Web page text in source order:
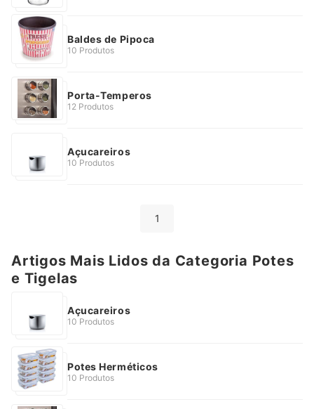
Baldes de Pipoca
10 Produtos
Porta-Temperos
12 Produtos
Açucareiros
10 Produtos
1
Artigos Mais Lidos da Categoria Potes
e Tigelas
Açucareiros
10 Produtos
Potes Herméticos
10 Produtos